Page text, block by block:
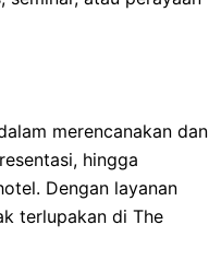
merencanakan dan
hingga
Dengan layanan
terlupakan di The